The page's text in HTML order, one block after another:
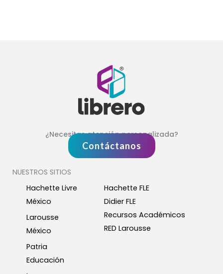
¿Necesitas atención personalizada?
Contáctanos
NUESTROS SITIOS
Hachette Livre
México
Larousse
México
Patria
Educación
Hachette FLE
Didier FLE
Recursos Académicos
RED Larousse